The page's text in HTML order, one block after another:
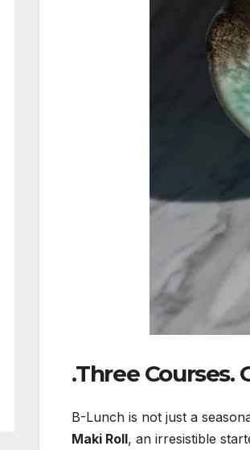
Three Courses.
B-Lunch is not just a
Maki Roll, an irresistible